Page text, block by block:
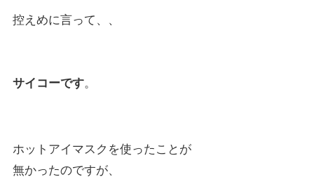
控えめに言って、、
サイコーです。
ホットアイマスクを使ったことが
無かったのですが、